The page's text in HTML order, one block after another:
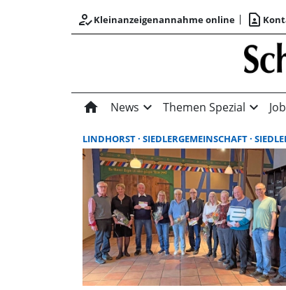
how_to_regKleinanzeigenannahme online contact_page
home News expand_more Themen Spezial expand_more
LINDHORST SIEDLERGEMEINSCHAFT